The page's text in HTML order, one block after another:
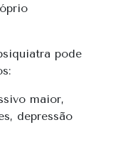
pode
maior,
depressão